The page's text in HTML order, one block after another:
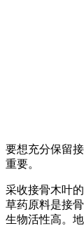
要想充分保留
重要。
采收接骨木叶
草药原料是接
生物活性高。